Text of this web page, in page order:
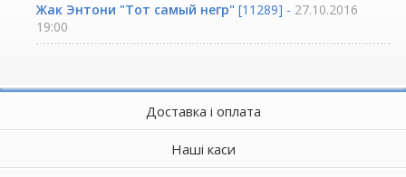
Жак Энтони "Тот самый негр" [11289] - 27.10.2016
19:00
Доставка і оплата
Наші каси